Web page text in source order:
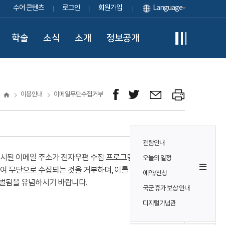
수어 콘텐츠 로그인 회원가입 Language
학술 소식 소개 정보공개
관람안내
오늘의 일정
예약/신청
국군 휴가 보상 안내
디지털기념관
이용안내 이메일무단수집거부
된 이메일 주소가 전자우편 수집 프로그램이나
무단으로 수집되는 것을 거부하며, 이를 위반시
됨을 유념하시기 바랍니다.